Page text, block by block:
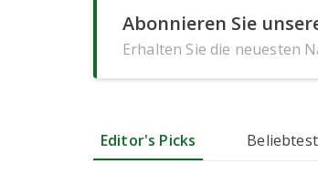
Abonnieren Sie
Erhalten Sie die neuesten
Editor's Picks